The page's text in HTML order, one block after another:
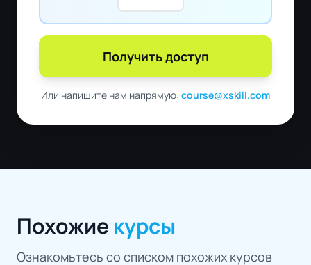
Получить доступ
Или напишите нам напрямую: course@xskill.com
Похожие курсы
Ознакомьтесь со списком похожих курсов